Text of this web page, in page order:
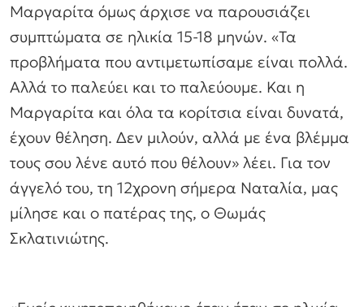
Μαργαρίτα όμως άρχισε να παρουσιάζει
συμπτώματα σε ηλικία 15-18 μηνών. «Τα
προβλήματα που αντιμετωπίσαμε είναι πολλά.
Αλλά το παλεύει και το παλεύουμε. Και η
Μαργαρίτα και όλα τα κορίτσια είναι δυνατά,
έχουν θέληση. Δεν μιλούν, αλλά με ένα βλέμμα
τους σου λένε αυτό που θέλουν» λέει. Για τον
άγγελό του, τη 12χρονη σήμερα Ναταλία, μας
μίλησε και ο πατέρας της, ο Θωμάς
Σκλατινιώτης.